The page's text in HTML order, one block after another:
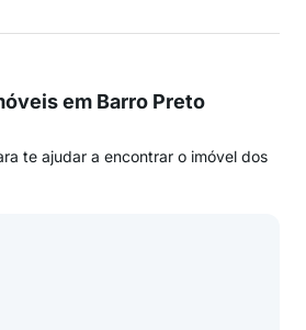
em Barro Preto
te ajudar a encontrar o imóvel dos